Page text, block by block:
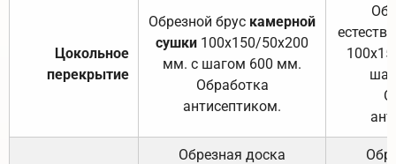
Цокольное
перекрытие
Обрезной брус камерной
сушки 100х150/50х200
мм. с шагом 600 мм.
Обработка
антисептиком.
Обрезная доска